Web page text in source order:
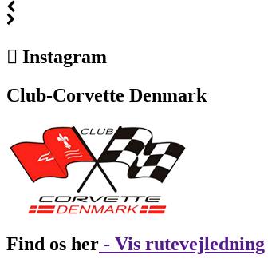
Instagram
Club-Corvette Denmark
Find os her - Vis rutevejledning